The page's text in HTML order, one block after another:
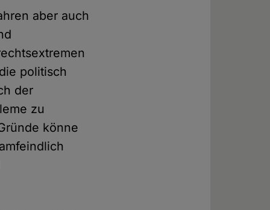
aber auch
politisch
der
zu
könne